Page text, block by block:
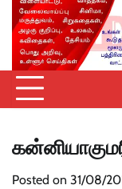
Posted on 31/08/